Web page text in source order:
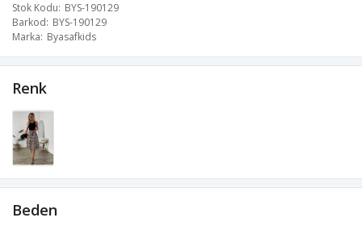
Stok Kodu BYS-190129
Barkod BYS-190129
Marka Byasafkids
Renk
Beden